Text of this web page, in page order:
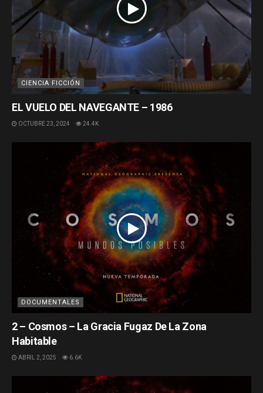
CIENCIA FICCIÓN
EL VUELO DEL NAVEGANTE – 1986
OCTUBRE 23, 2024 24.4K
DOCUMENTALES
2 – Cosmos – La Gracia Fugaz De La Zona
Habitable
ABRIL 2, 2025 6.6K